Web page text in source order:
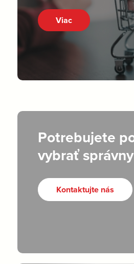
Viac
Potrebujete
vybrať
Kontaktujte nás